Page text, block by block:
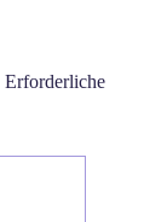
Erforderliche